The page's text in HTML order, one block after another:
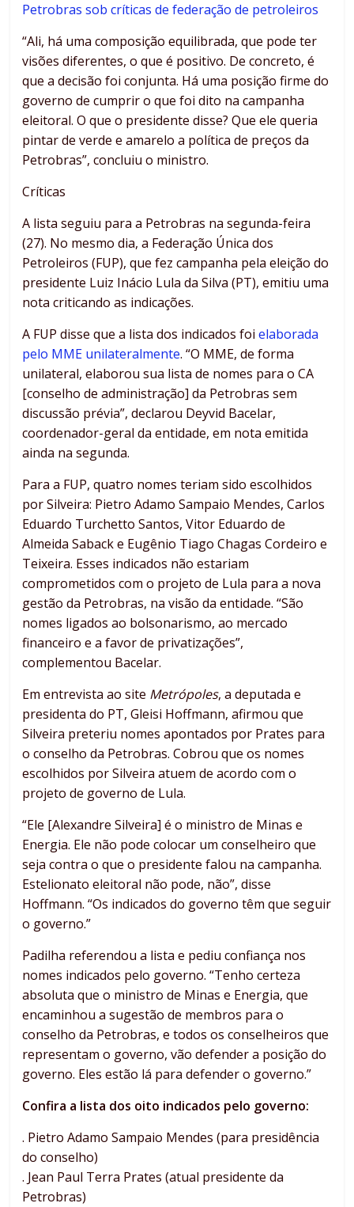
Petrobras sob críticas de federação de petroleiros
“Ali, há uma composição equilibrada, que pode ter
visões diferentes, o que é positivo. De concreto, é
que a decisão foi conjunta. Há uma posição firme do
governo de cumprir o que foi dito na campanha
eleitoral. O que o presidente disse? Que ele queria
pintar de verde e amarelo a política de preços da
Petrobras”, concluiu o ministro.
Críticas
A lista seguiu para a Petrobras na segunda-feira
(27). No mesmo dia, a Federação Única dos
Petroleiros (FUP), que fez campanha pela eleição do
presidente Luiz Inácio Lula da Silva (PT), emitiu uma
nota criticando as indicações.
A FUP disse que a lista dos indicados foielaborada
pelo MME unilateralmente. “O MME, de forma
unilateral, elaborou sua lista de nomes para o CA
[conselho de administração] da Petrobras sem
discussão prévia”, declarou Deyvid Bacelar,
coordenador-geral da entidade, em nota emitida
ainda na segunda.
Para a FUP, quatro nomes teriam sido escolhidos
por Silveira: Pietro Adamo Sampaio Mendes, Carlos
Eduardo Turchetto Santos, Vitor Eduardo de
Almeida Saback e Eugênio Tiago Chagas Cordeiro e
Teixeira. Esses indicados não estariam
comprometidos com o projeto de Lula para a nova
gestão da Petrobras, na visão da entidade. “São
nomes ligados ao bolsonarismo, ao mercado
financeiro e a favor de privatizações”,
complementou Bacelar.
Em entrevista ao site Metrópoles, a deputada e
presidenta do PT, Gleisi Hoffmann, afirmou que
Silveira preteriu nomes apontados por Prates para
o conselho da Petrobras. Cobrou que os nomes
escolhidos por Silveira atuem de acordo com o
projeto de governo de Lula.
“Ele [Alexandre Silveira] é o ministro de Minas e
Energia. Ele não pode colocar um conselheiro que
seja contra o que o presidente falou na campanha.
Estelionato eleitoral não pode, não”, disse
Hoffmann. “Os indicados do governo têm que seguir
o governo.”
Padilha referendou a lista e pediu confiança nos
nomes indicados pelo governo. “Tenho certeza
absoluta que o ministro de Minas e Energia, que
encaminhou a sugestão de membros para o
conselho da Petrobras, e todos os conselheiros que
representam o governo, vão defender a posição do
governo. Eles estão lá para defender o governo.”
Confira a lista dos oito indicados pelo governo:
. Pietro Adamo Sampaio Mendes (para presidência
do conselho)
. Jean Paul Terra Prates (atual presidente da
Petrobras)